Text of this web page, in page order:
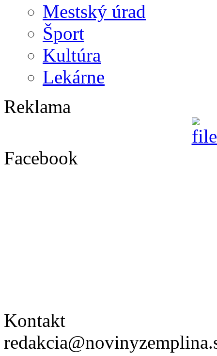
Mestský úrad
Šport
Kultúra
Lekárne
Reklama
Facebook
Kontakt